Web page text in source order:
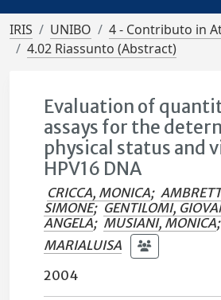
IRIS UNIBO
4 - Contributo in
4.02 Riassunto (Abstract)
Evaluation of
assays for the
physical status and
HPV16 DNA
CRICCA, MONICA;
SIMONE; GENTILOMI,
ANGELA; MUSIANI, MONICA;
MARIALUISA
2004